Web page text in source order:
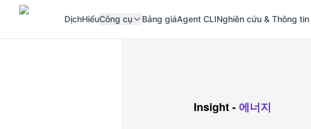
DịchHiểuCông cụ Bảng giáAgent CLINghiên cứu & Thông tin
Insight- 에너지